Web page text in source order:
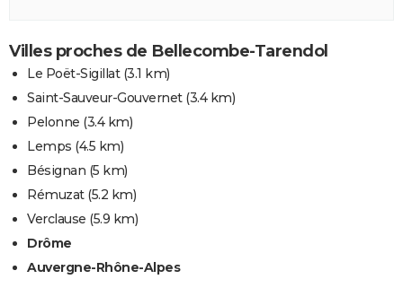
Villes proches de Bellecombe-Tarendol
Le Poët-Sigillat(3.1 km)
Saint-Sauveur-Gouvernet(3.4 km)
Pelonne (3.4 km)
Lemps (4.5 km)
Bésignan (5 km)
Rémuzat(5.2 km)
Verclause (5.9 km)
Drôme
Auvergne-Rhône-Alpes